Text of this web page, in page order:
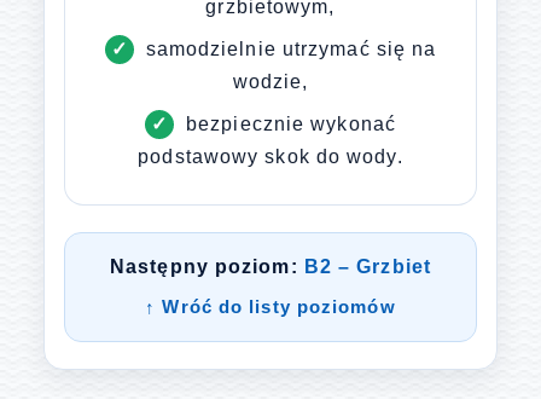
grzbietowym,
samodzielnie utrzymać się na
wodzie,
bezpiecznie wykonać
podstawowy skok do wody.
Następny poziom: B2 – Grzbiet
↑ Wróć do listy poziomów